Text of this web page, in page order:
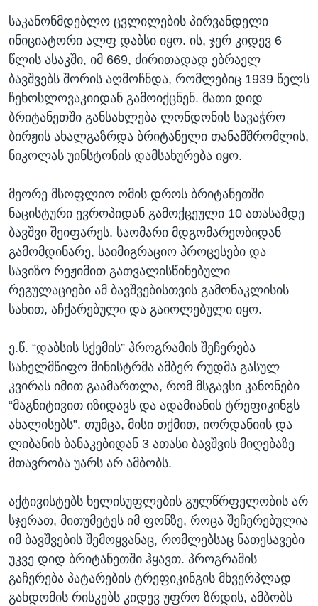
საკანონმდებლო ცვლილების პირვანდელი
ინიციატორი ალფ დაბსი იყო. ის, ჯერ კიდევ 6
წლის ასაკში, იმ 669, ძირითადად ებრაელ
ბავშვებს შორის აღმოჩნდა, რომლებიც 1939 წელს
ჩეხოსლოვაკიიდან გამოიქცნენ. მათი დიდ
ბრიტანეთში განსახლება ლონდონის სავაჭრო
ბირჟის ახალგაზრდა ბრიტანელი თანამშრომლის,
ნიკოლას უინსტონის დამსახურება იყო.
მეორე მსოფლიო ომის დროს ბრიტანეთში
ნაცისტური ევროპიდან გამოქცეული 10 ათასამდე
ბავშვი შეიფარეს. საომარი მდგომარეობიდან
გამომდინარე, საიმიგრაციო პროცესები და
სავიზო რეჟიმით გათვალისწინებული
რეგულაციები ამ ბავშვებისთვის გამონაკლისის
სახით, აჩქარებული და გაიოლებული იყო.
ე.წ. “დაბსის სქემის” პროგრამის შეჩერება
სახელმწიფო მინისტრმა ამბერ რუდმა გასულ
კვირას იმით გაამართლა, რომ მსგავსი კანონები
“მაგნიტივით იზიდავს და ადამიანის ტრეფიკინგს
ახალისებს”. თუმცა, მისი თქმით, იორდანიის და
ლიბანის ბანაკებიდან 3 ათასი ბავშვის მიღებაზე
მთავრობა უარს არ ამბობს.
აქტივისტებს ხელისუფლების გულწრფელობის არ
სჯერათ, მითუმეტეს იმ ფონზე, როცა შეჩერებულია
იმ ბავშვების შემოყვანაც, რომლებსაც ნათესავები
უკვე დიდ ბრიტანეთში ჰყავთ. პროგრამის
გაჩერება პატარების ტრეფიკინგის მხვერპლად
გახდომის რისკებს კიდევ უფრო ზრდის, ამბობს